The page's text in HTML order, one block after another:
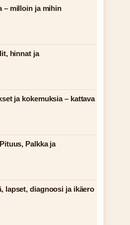
– milloin ja mihin
hinnat ja
ja kokemuksia – kattava
Palkka ja
lapset, diagnoosi ja ikäero